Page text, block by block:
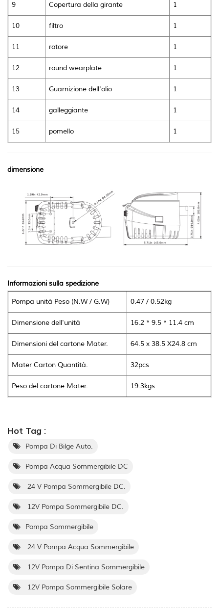
9 Copertura della girante 1
10 filtro 1
11 rotore 1
12 round wearplate 1
13 Guarnizione dell'olio 1
14 galleggiante 1
15 pomello 1
dimensione
Informazioni sulla spedizione
Pompa unità Peso (N.W / G.W) 0.47 / 0.52kg
Dimensione dell'unità 16.2 * 9.5 * 11.4 cm
Dimensioni del cartone Mater. 64.5 x 38.5 X24.8 cm
Mater Carton Quantità. 32pcs
Peso del cartone Mater. 19.3kgs
Hot Tag :
Pompa Di Bilge Auto.
Pompa Acqua Sommergibile DC
24 V Pompa Sommergibile DC.
12V Pompa Sommergibile DC.
Pompa Sommergibile
24 V Pompa Acqua Sommergibile
12V Pompa Di Sentina Sommergibile
12V Pompa Sommergibile Solare